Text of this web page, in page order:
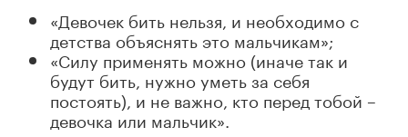
«Девочек бить нельзя, и необходимо с
детства объяснять это мальчикам»;
«Силу применять можно (иначе так и
будут бить, нужно уметь за себя
постоять), и не важно, кто перед тобой –
девочка или мальчик».